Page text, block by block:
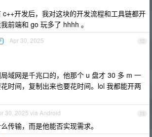
c++开发后，我对这块的开发流程和工具链都开
前端和 go 玩多了 hhhh 。
12
Apr 30, 2025
域网是千兆口的，他那个 u 盘才 30 多 m 一
时间，复制出来也要花时间。lol 我都能开两
13
30, 2025 via Android
传输，而是他能否实现需求。